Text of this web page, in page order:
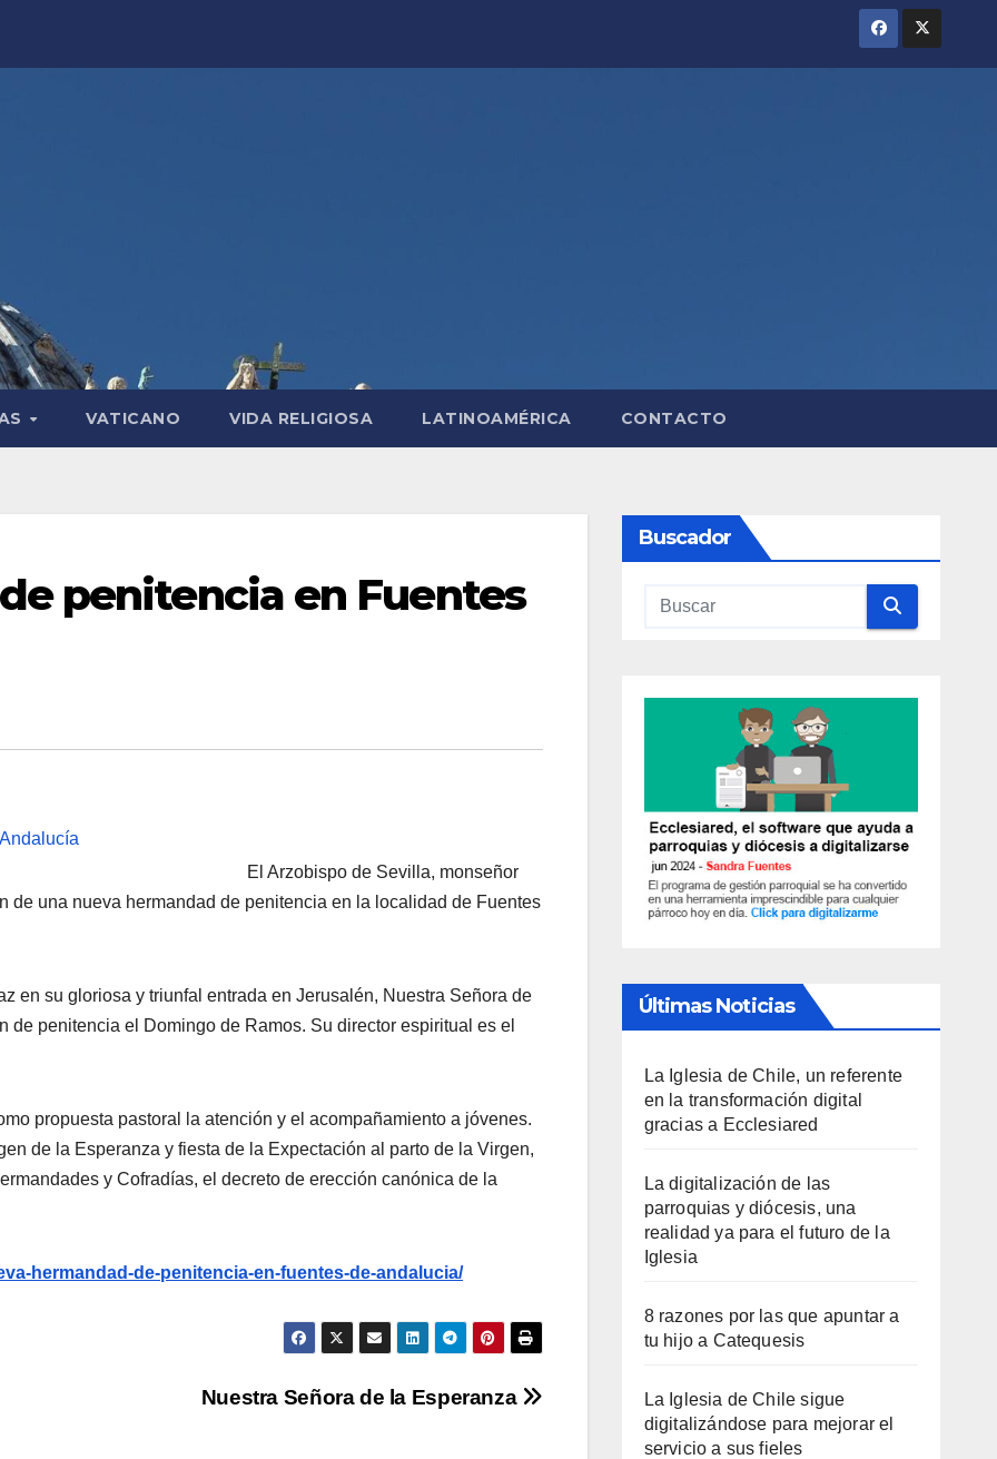
VATICANO VIDA RELIGIOSA LATINOAMÉRICA CONTACTO
penitencia en Fuentes
El Arzobispo de Sevilla, monseñor
de una nueva hermandad de penitencia en la localidad de Fuentes
en su gloriosa y triunfal entrada en Jerusalén, Nuestra Señora de
de penitencia el Domingo de Ramos. Su director espiritual es el
propuesta pastoral la atención y el acompañamiento a jóvenes.
de la Esperanza y fiesta de la Expectación al parto de la Virgen,
y Cofradías, el decreto de erección canónica de la
hermandad-de-penitencia-en-fuentes-de-andalucia/
Nuestra Señora de la Esperanza
Buscador
Últimas Noticias
La Iglesia de Chile, un referente
en la transformación digital
gracias a Ecclesiared
La digitalización de las
parroquias y diócesis, una
realidad ya para el futuro de la
Iglesia
8 razones por las que apuntar a
tu hijo a Catequesis
La Iglesia de Chile sigue
digitalizándose para mejorar el
servicio a sus fieles